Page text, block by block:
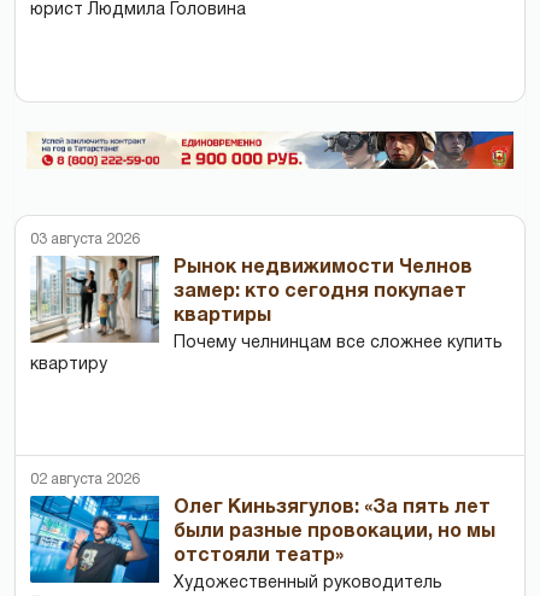
юрист Людмила Головина
03 августа 2026
Рынок недвижимости Челнов
замер: кто сегодня покупает
квартиры
Почему челнинцам все сложнее купить
квартиру
02 августа 2026
Олег Киньзягулов: «За пять лет
были разные провокации, но мы
отстояли театр»
Художественный руководитель